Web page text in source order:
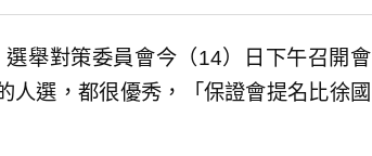
舉對策委員會今（14）日下午召開會
人選，都很優秀，「保證會提名比徐國